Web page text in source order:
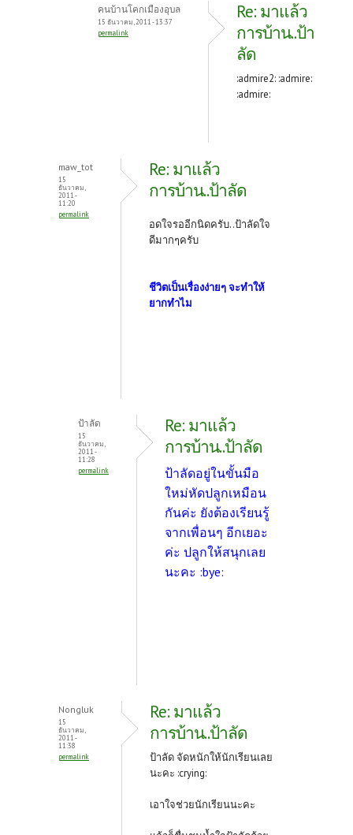
คนบ้านโคกเมืองอุบล
15 ธันวาคม, 2011 - 13:37
permalink
Re: มาแล้ว
การบ้าน..ป้า
ลัด
:admire2: :admire:
:admire:
maw_tot
15
ธันวาคม,
2011 -
11:20
permalink
Re: มาแล้ว
การบ้าน..ป้าลัด
อดใจรออีกนิดครับ..ป้าลัดใจ
ดีมากๆครับ
ชีวิตเป็นเรื่องง่ายๆ จะทำให้
ยากทำไม
ป้าลัด
15
ธันวาคม,
2011 -
11:28
permalink
Re: มาแล้ว
การบ้าน..ป้าลัด
ป้าลัดอยู่ในขั้นมือ
ใหม่หัดปลูกเหมือน
กันค่ะ ยังต้องเรียนรู้
จากเพื่อนๆ อีกเยอะ
ค่ะ ปลูกให้สนุกเลย
นะคะ :bye:
Nongluk
15
ธันวาคม,
2011 -
11:38
permalink
Re: มาแล้ว
การบ้าน..ป้าลัด
ป้าลัด จัดหนักให้นักเรียนเลย
นะคะ :crying:
เอาใจช่วยนักเรียนนะคะ